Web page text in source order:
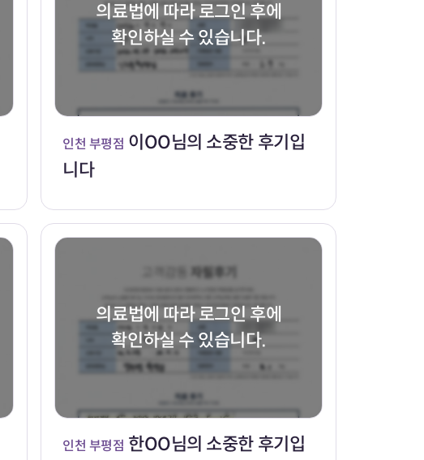
의료법에 따라 로그인 후에
확인하실 수 있습니다.
인천 부평점 이OO님의 소중한 후기입
니다
의료법에 따라 로그인 후에
확인하실 수 있습니다.
인천 부평점 한OO님의 소중한 후기입